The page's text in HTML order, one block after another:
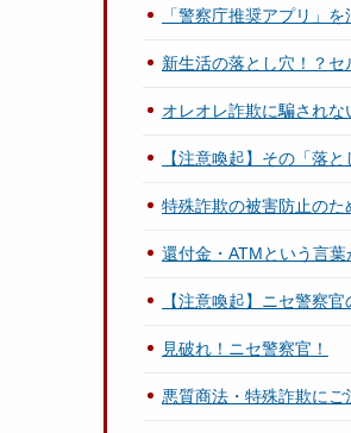
「警察庁推奨アプリ」
新生活の落とし穴！？
オレオレ詐欺に騙され
【注意喚起】その「落
特殊詐欺の被害防止のた
還付金・ATMという言葉
【注意喚起】ニセ警察
見破れ！ニセ警察官！
悪質商法・特殊詐欺にご